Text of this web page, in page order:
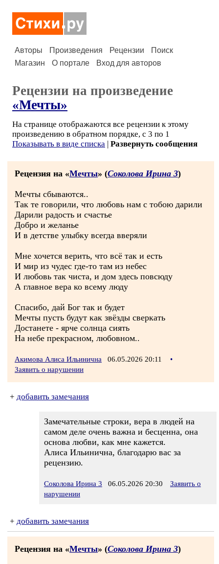
Авторы Произведения Рецензии
Поиск
Магазин
О портале Вход для авторов
Рецензии на произведение
«Мечты»
На странице отображаются все рецензии к этому
произведению в обратном порядке, с 3 по 1
Показывать в виде списка | Развернуть сообщения
Рецензия на «Мечты» (Соколова Ирина 3)
Мечты сбываются..
Так те говорили, что любовь нам с тобою дарили
Дарили радость и счастье
Добро и желанье
И в детстве улыбку всегда вверяли
Мне хочется верить, что всё так и есть
И мир из чудес где-то там из небес
И любовь так чиста, и дом здесь повсюду
А главное вера ко всему люду
Спасибо, дай Бог так и будет
Мечты пусть будут как звёзды сверкать
Достанете - ярче солнца сиять
На небе прекрасном, любовном..
Акимова Алиса Ильинична 06.05.2026 20:11
•
Заявить о нарушении
+ добавить замечания
Замечательные строки, вера в людей на
самом деле очень важна и бесценна, она
основа любви, как мне кажется.
Алиса Ильинична, благодарю вас за
рецензию.
Соколова Ирина 3 06.05.2026 20:30
Заявить о
нарушении
+ добавить замечания
Рецензия на «Мечты» (Соколова Ирина 3)